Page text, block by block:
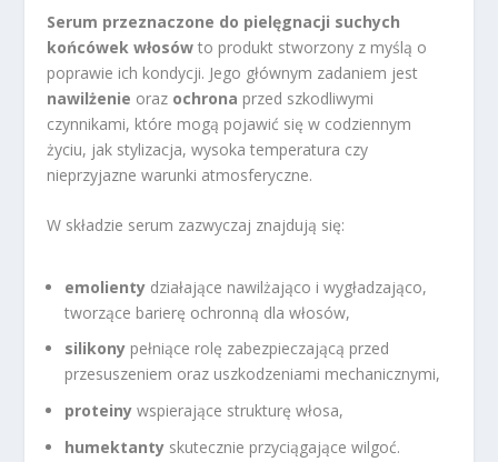
Serum przeznaczone do pielęgnacji suchych
końcówek włosów to produkt stworzony z myślą o
poprawie ich kondycji. Jego głównym zadaniem jest
nawilżenie oraz ochrona przed szkodliwymi
czynnikami, które mogą pojawić się w codziennym
życiu, jak stylizacja, wysoka temperatura czy
nieprzyjazne warunki atmosferyczne.
W składzie serum zazwyczaj znajdują się:
emolienty działające nawilżająco i wygładzająco,
tworzące barierę ochronną dla włosów,
silikony pełniące rolę zabezpieczającą przed
przesuszeniem oraz uszkodzeniami mechanicznymi,
proteiny wspierające strukturę włosa,
humektanty skutecznie przyciągające wilgoć.